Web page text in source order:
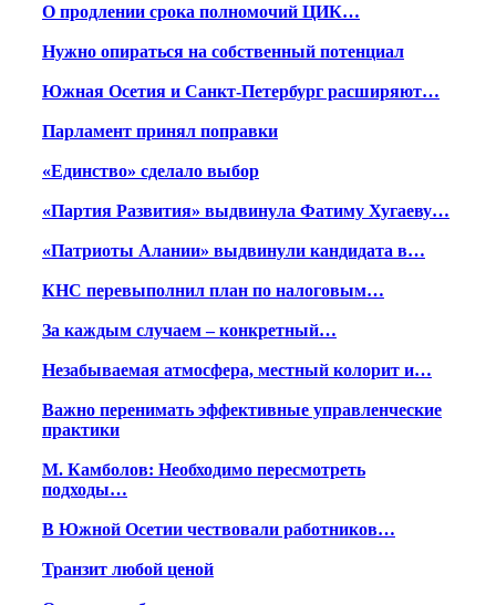
О продлении срока полномочий ЦИК…
Нужно опираться на собственный потенциал
Южная Осетия и Санкт-Петербург расширяют…
Парламент принял поправки
«Единство» сделало выбор
«Партия Развития» выдвинула Фатиму Хугаеву…
«Патриоты Алании» выдвинули кандидата в…
КНС перевыполнил план по налоговым…
За каждым случаем – конкретный…
Незабываемая атмосфера, местный колорит и…
Важно перенимать эффективные управленческие
практики
М. Камболов: Необходимо пересмотреть
подходы…
В Южной Осетии чествовали работников…
Транзит любой ценой